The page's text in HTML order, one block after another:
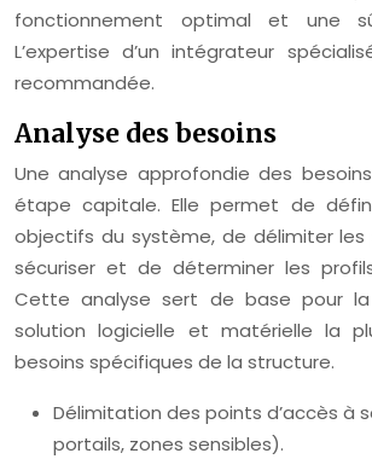
fonctionnement optimal et une
L’expertise d’un intégrateur
recommandée.
Analyse des besoins
Une analyse approfondie des
étape capitale. Elle permet de
objectifs du système, de délimiter les
sécuriser et de déterminer les
Cette analyse sert de base pour
solution logicielle et matérielle la
besoins spécifiques de la structure.
Délimitation des points d’accès à
portails, zones sensibles).